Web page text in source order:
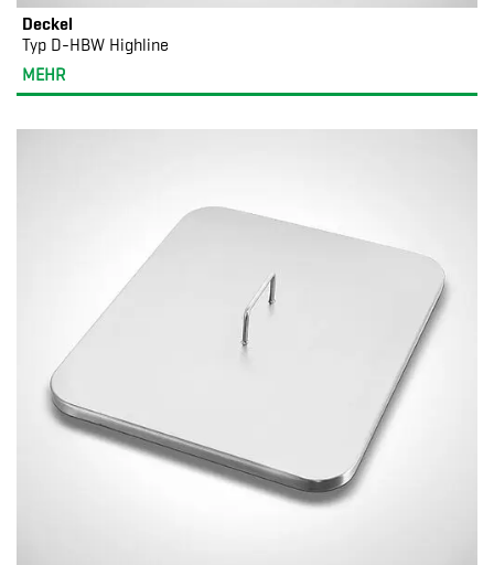
Deckel
Typ D-HBW Highline
MEHR